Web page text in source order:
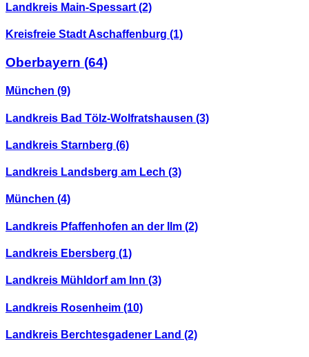
Landkreis Main-Spessart (2)
Kreisfreie Stadt Aschaffenburg (1)
Oberbayern (64)
München (9)
Landkreis Bad Tölz-Wolfratshausen (3)
Landkreis Starnberg (6)
Landkreis Landsberg am Lech (3)
München (4)
Landkreis Pfaffenhofen an der Ilm (2)
Landkreis Ebersberg (1)
Landkreis Mühldorf am Inn (3)
Landkreis Rosenheim (10)
Landkreis Berchtesgadener Land (2)